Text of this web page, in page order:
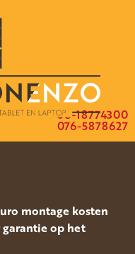
076-5878627
06-18774300
montage kosten
garantie op het